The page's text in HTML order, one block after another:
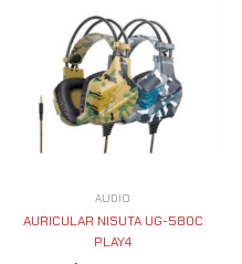
AUDIO
AURICULAR NISUTA UG-580C
PLAY4